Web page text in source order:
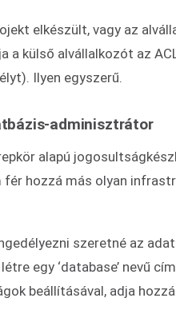
elkészült, vagy az
a külső alvállalkozót az
Ilyen egyszerű.
adminisztrátor
alapú
hozzá más olyan
szeretné az
egy ‘database’ nevű
beállításával, adja